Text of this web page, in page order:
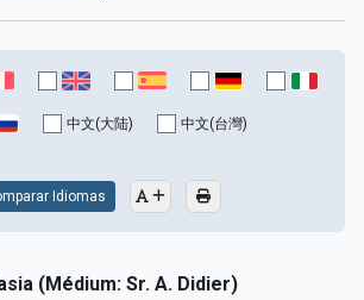
中文(大陆) 中文(台灣)
Idiomas
(Médium: Sr. A. Didier)